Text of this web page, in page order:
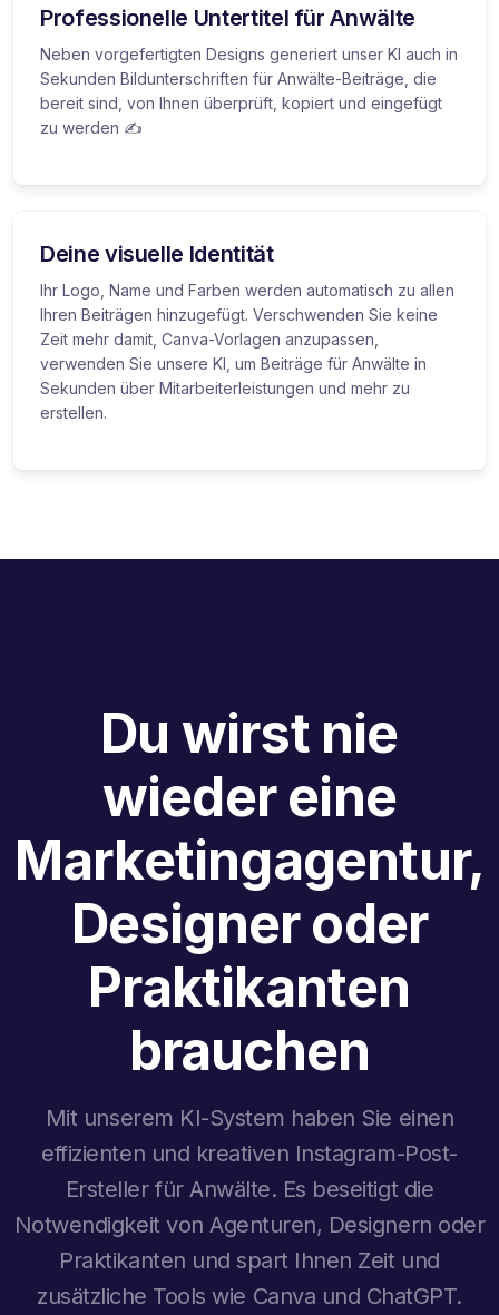
Professionelle Untertitel für Anwälte
Neben vorgefertigten Designs generiert unser KI auch in
Sekunden Bildunterschriften für Anwälte-Beiträge, die
bereit sind, von Ihnen überprüft, kopiert und eingefügt
zu werden ✍️
Deine visuelle Identität
Ihr Logo, Name und Farben werden automatisch zu allen
Ihren Beiträgen hinzugefügt. Verschwenden Sie keine
Zeit mehr damit, Canva-Vorlagen anzupassen,
verwenden Sie unsere KI, um Beiträge für Anwälte in
Sekunden über Mitarbeiterleistungen und mehr zu
erstellen.
Du wirst nie
wieder eine
Marketingagentur,
Designer oder
Praktikanten
brauchen
Mit unserem KI-System haben Sie einen
effizienten und kreativen Instagram-Post-
Ersteller für Anwälte. Es beseitigt die
Notwendigkeit von Agenturen, Designern oder
Praktikanten und spart Ihnen Zeit und
zusätzliche Tools wie Canva und ChatGPT.